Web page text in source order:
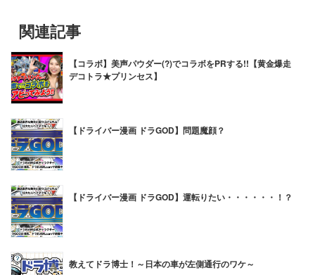
関連記事
【コラボ】美声パウダー(?)でコラボをPRする!!【黄金爆走
デコトラ★プリンセス】
【ドライバー漫画 ドラGOD】問題魔顔？
【ドライバー漫画 ドラGOD】運転りたい・・・・・・！？
教えてドラ博士！～日本の車が左側通行のワケ～